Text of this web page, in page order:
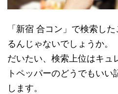
「新宿 合コン」で検索し
るんじゃないでしょうか。
だいたい、検索上位はキュ
トペッパーのどうでもいい
します。